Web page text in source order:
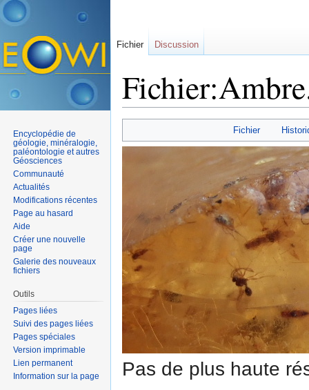
Fichier
Pas de plus haute
Fichier Discussion
Encyclopédie de
géologie, minéralogie,
paléontologie et autres
Géosciences
Communauté
Actualités
Modifications récentes
Page au hasard
Aide
Créer une nouvelle
page
Galerie des nouveaux
fichiers
Outils
Pages liées
Suivi des pages liées
Pages spéciales
Version imprimable
Lien permanent
Information sur la page